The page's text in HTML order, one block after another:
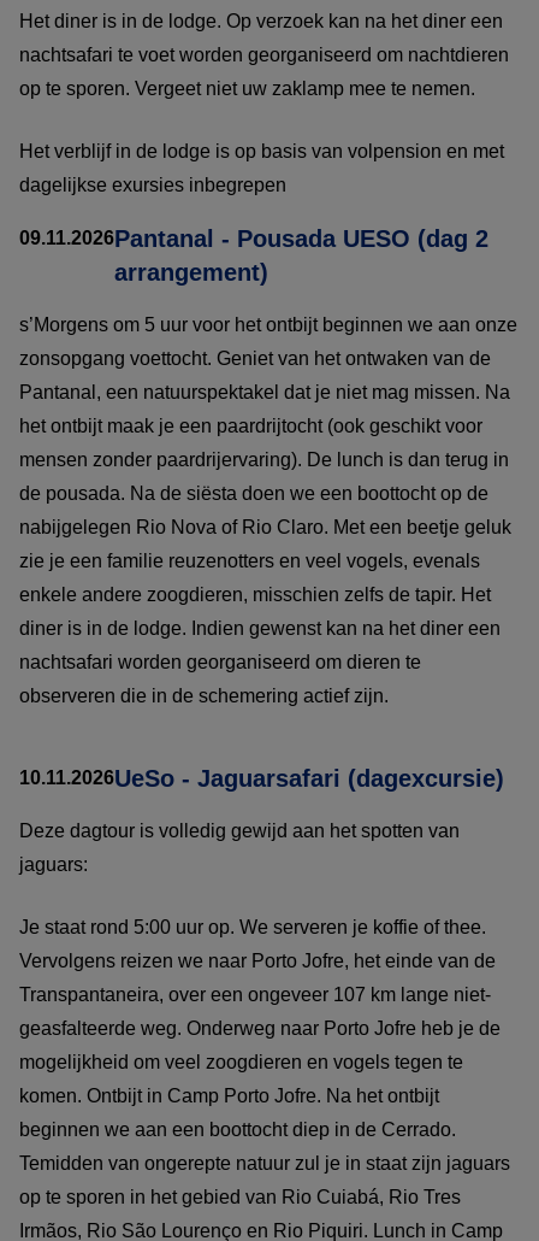
Het diner is in de lodge. Op verzoek kan na het diner een
nachtsafari te voet worden georganiseerd om nachtdieren
op te sporen. Vergeet niet uw zaklamp mee te nemen.
Het verblijf in de lodge is op basis van volpension en met
dagelijkse exursies inbegrepen
09.11.2026Pantanal - Pousada UESO (dag 2
arrangement)
s’Morgens om 5 uur voor het ontbijt beginnen we aan onze
zonsopgang voettocht. Geniet van het ontwaken van de
Pantanal, een natuurspektakel dat je niet mag missen. Na
het ontbijt maak je een paardrijtocht (ook geschikt voor
mensen zonder paardrijervaring). De lunch is dan terug in
de pousada. Na de siësta doen we een boottocht op de
nabijgelegen Rio Nova of Rio Claro. Met een beetje geluk
zie je een familie reuzenotters en veel vogels, evenals
enkele andere zoogdieren, misschien zelfs de tapir. Het
diner is in de lodge. Indien gewenst kan na het diner een
nachtsafari worden georganiseerd om dieren te
observeren die in de schemering actief zijn.
10.11.2026UeSo - Jaguarsafari (dagexcursie)
Deze dagtour is volledig gewijd aan het spotten van
jaguars:
Je staat rond 5:00 uur op. We serveren je koffie of thee.
Vervolgens reizen we naar Porto Jofre, het einde van de
Transpantaneira, over een ongeveer 107 km lange niet-
geasfalteerde weg. Onderweg naar Porto Jofre heb je de
mogelijkheid om veel zoogdieren en vogels tegen te
komen. Ontbijt in Camp Porto Jofre. Na het ontbijt
beginnen we aan een boottocht diep in de Cerrado.
Temidden van ongerepte natuur zul je in staat zijn jaguars
op te sporen in het gebied van Rio Cuiabá, Rio Tres
Irmãos, Rio São Lourenço en Rio Piquiri. Lunch in Camp